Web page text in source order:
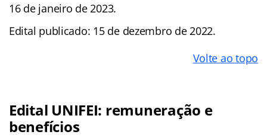
16 de janeiro de 2023.
Edital publicado: 15 de dezembro de 2022.
Volte ao topo
Edital UNIFEI: remuneração e
benefícios